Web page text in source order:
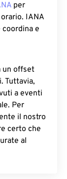
per
IANA
e
un offset
Tuttavia,
a eventi
Per
il nostro
certo che
al